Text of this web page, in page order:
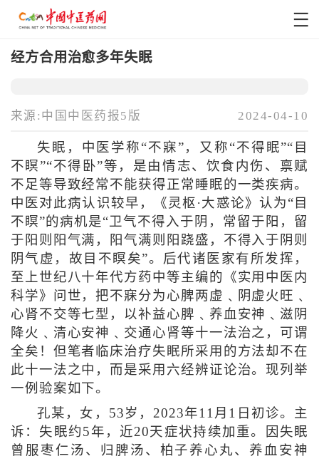
经方合用治愈多年失眠
来源:中国中医药报5版 2024-04-10
失眠，中医学称“不寐”，又称“不得眠”“目
不瞑”“不得卧”等，是由情志、饮食内伤、禀赋
不足等导致经常不能获得正常睡眠的一类疾病。
中医对此病认识较早，《灵枢·大惑论》认为“目
不瞑”的病机是“卫气不得入于阴，常留于阳，留
于阳则阳气满，阳气满则阳跷盛，不得入于阴则
阴气虚，故目不瞑矣”。后代诸医家有所发挥，
至上世纪八十年代方药中等主编的《实用中医内
科学》问世，把不寐分为心脾两虚﹑阴虚火旺﹑
心肾不交等七型，以补益心脾﹑养血安神﹑滋阴
降火﹑清心安神﹑交通心肾等十一法治之，可谓
全矣！但笔者临床治疗失眠所采用的方法却不在
此十一法之中，而是采用六经辨证论治。现列举
一例验案如下。
孔某，女，53岁，2023年11月1日初诊。主
诉：失眠约5年，近20天症状持续加重。因失眠
曾服枣仁汤、归脾汤、柏子养心丸、养血安神